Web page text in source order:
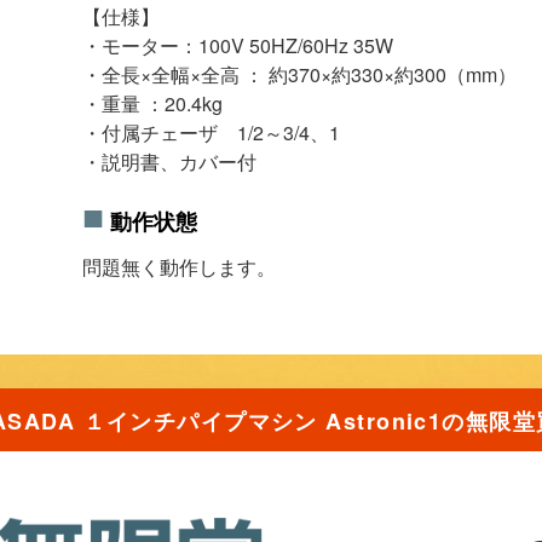
【仕様】
・モーター：100V 50HZ/60Hz 35W
・全長×全幅×全高 ： 約370×約330×約300（mm）
・重量 ：20.4kg
・付属チェーザ 1/2～3/4、1
・説明書、カバー付
動作状態
問題無く動作します。
１インチパイプマシン Astronic1の無限堂